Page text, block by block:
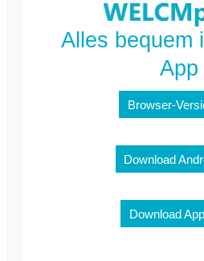
Nicht kategorisiert
Feed der Einträge
Kommentar-Feed
Alles bequem
App
Browser-
Download
Download